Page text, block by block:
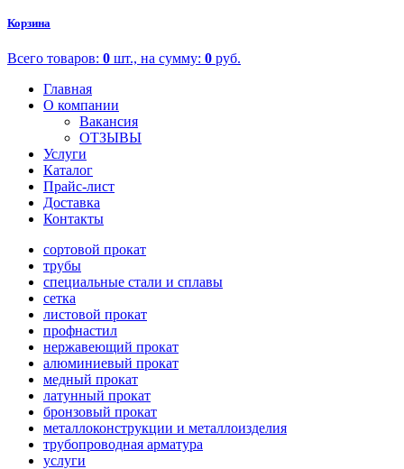
Корзина
Всего товаров: 0 шт., на сумму: 0 руб.
Главная
О компании
Вакансия
ОТЗЫВЫ
Услуги
Каталог
Прайс-лист
Доставка
Контакты
сортовой прокат
трубы
специальные стали и сплавы
сетка
листовой прокат
профнастил
нержавеющий прокат
алюминиевый прокат
медный прокат
латунный прокат
бронзовый прокат
металлоконструкции и металлоизделия
трубопроводная арматура
услуги